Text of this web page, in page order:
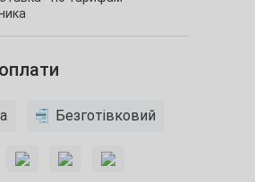
Безготівковий